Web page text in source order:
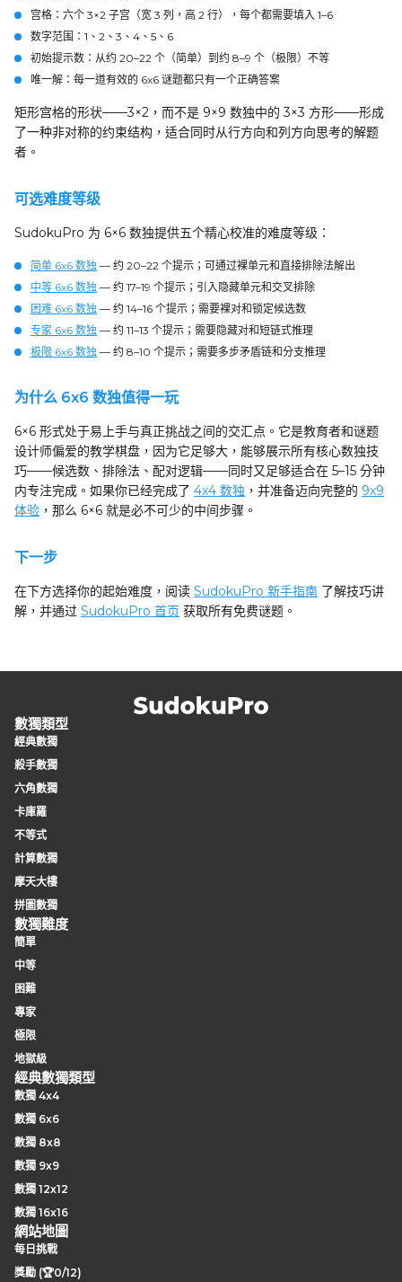
宫格 ：六个 3×2 子宫（宽 3 列，高 2 行），每个都需要填入 1–6
数字范围 ：1、2、3、4、5、6
初始提示数 ：从约 20–22 个（简单）到约 8–9 个（极限）不等
唯一解 ：每一道有效的 6x6 谜题都只有一个正确答案
矩形宫格的形状——3×2，而不是 9×9 数独中的 3×3 方形——形成
了一种非对称的约束结构，适合同时从行方向和列方向思考的解题
者。
可选难度等级
SudokuPro 为 6×6 数独提供五个精心校准的难度等级：
简单 6x6 数独 — 约 20–22 个提示；可通过裸单元和直接排除法解出
中等 6x6 数独 — 约 17–19 个提示；引入隐藏单元和交叉排除
困难 6x6 数独 — 约 14–16 个提示；需要裸对和锁定候选数
专家 6x6 数独 — 约 11–13 个提示；需要隐藏对和短链式推理
极限 6x6 数独 — 约 8–10 个提示；需要多步矛盾链和分支推理
为什么 6x6 数独值得一玩
6×6 形式处于易上手与真正挑战之间的交汇点。它是教育者和谜题
设计师偏爱的教学棋盘，因为它足够大，能够展示所有核心数独技
巧——候选数、排除法、配对逻辑——同时又足够适合在 5–15 分钟
内专注完成。如果你已经完成了 4x4 数独 ，并准备迈向完整的 9x9
体验 ，那么 6×6 就是必不可少的中间步骤。
下一步
在下方选择你的起始难度，阅读 SudokuPro 新手指南 了解技巧讲
解，并通过 SudokuPro 首页 获取所有免费谜题。
數獨類型
經典數獨
殺手數獨
六角數獨
卡庫羅
不等式
計算數獨
摩天大樓
拼圖數獨
數獨難度
簡單
中等
困難
專家
極限
地獄級
經典數獨類型
數獨 4x4
數獨 6x6
數獨 8x8
數獨 9x9
數獨 12x12
數獨 16x16
網站地圖
每日挑戰
獎勵 (🏆0/12)